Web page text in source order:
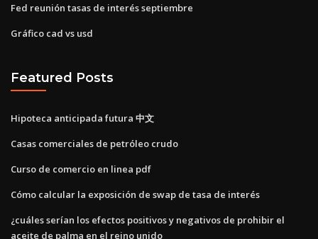
Fed reunión tasas de interés septiembre
Gráfico cad vs usd
Featured Posts
Hipoteca anticipada futura 中文
Casas comerciales de petróleo crudo
Curso de comercio en linea pdf
Cómo calcular la exposición de swap de tasa de interés
¿cuáles serían los efectos positivos y negativos de prohibir el
aceite de palma en el reino unido_